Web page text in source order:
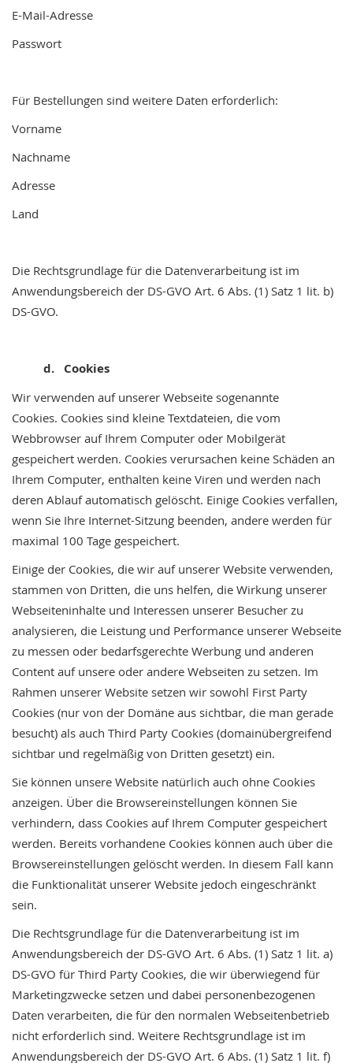
E-Mail-Adresse
Passwort
Für Bestellungen sind weitere Daten erforderlich:
Vorname
Nachname
Adresse
Land
Die Rechtsgrundlage für die Datenverarbeitung ist im
Anwendungsbereich der DS-GVO Art. 6 Abs. (1) Satz 1 lit. b)
DS-GVO.
d. Cookies
Wir verwenden auf unserer Webseite sogenannte
Cookies. Cookies sind kleine Textdateien, die vom
Webbrowser auf Ihrem Computer oder Mobilgerät
gespeichert werden. Cookies verursachen keine Schäden an
Ihrem Computer, enthalten keine Viren und werden nach
deren Ablauf automatisch gelöscht. Einige Cookies verfallen,
wenn Sie Ihre Internet-Sitzung beenden, andere werden für
maximal 100 Tage gespeichert.
Einige der Cookies, die wir auf unserer Website verwenden,
stammen von Dritten, die uns helfen, die Wirkung unserer
Webseiteninhalte und Interessen unserer Besucher zu
analysieren, die Leistung und Performance unserer Webseite
zu messen oder bedarfsgerechte Werbung und anderen
Content auf unsere oder andere Webseiten zu setzen. Im
Rahmen unserer Website setzen wir sowohl First Party
Cookies (nur von der Domäne aus sichtbar, die man gerade
besucht) als auch Third Party Cookies (domainübergreifend
sichtbar und regelmäßig von Dritten gesetzt) ein.
Sie können unsere Website natürlich auch ohne Cookies
anzeigen. Über die Browsereinstellungen können Sie
verhindern, dass Cookies auf Ihrem Computer gespeichert
werden. Bereits vorhandene Cookies können auch über die
Browsereinstellungen gelöscht werden. In diesem Fall kann
die Funktionalität unserer Website jedoch eingeschränkt
sein.
Die Rechtsgrundlage für die Datenverarbeitung ist im
Anwendungsbereich der DS-GVO Art. 6 Abs. (1) Satz 1 lit. a)
DS-GVO für Third Party Cookies, die wir überwiegend für
Marketingzwecke setzen und dabei personenbezogenen
Daten verarbeiten, die für den normalen Webseitenbetrieb
nicht erforderlich sind. Weitere Rechtsgrundlage ist im
Anwendungsbereich der DS-GVO Art. 6 Abs. (1) Satz 1 lit. f)